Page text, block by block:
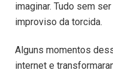
imaginar. Tudo sem
improviso da torcida.
Alguns momentos
internet e